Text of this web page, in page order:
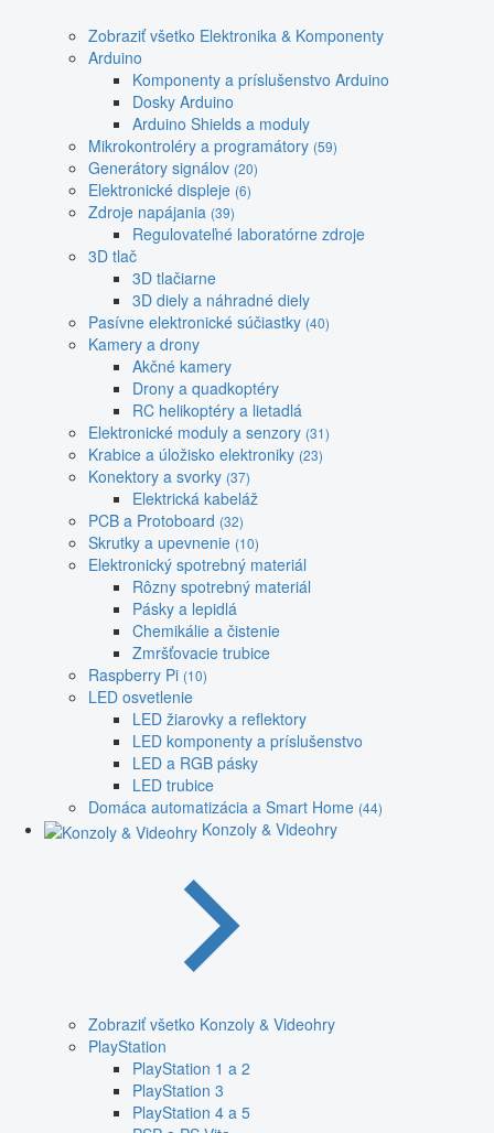
Zobraziť všetko Elektronika & Komponenty
Arduino
Komponenty a príslušenstvo Arduino
Dosky Arduino
Arduino Shields a moduly
Mikrokontroléry a programátory (59)
Generátory signálov (20)
Elektronické displeje (6)
Zdroje napájania (39)
Regulovateľné laboratórne zdroje
3D tlač
3D tlačiarne
3D diely a náhradné diely
Pasívne elektronické súčiastky (40)
Kamery a drony
Akčné kamery
Drony a quadkoptéry
RC helikoptéry a lietadlá
Elektronické moduly a senzory (31)
Krabice a úložisko elektroniky (23)
Konektory a svorky (37)
Elektrická kabeláž
PCB a Protoboard (32)
Skrutky a upevnenie (10)
Elektronický spotrebný materiál
Rôzny spotrebný materiál
Pásky a lepidlá
Chemikálie a čistenie
Zmršťovacie trubice
Raspberry Pi (10)
LED osvetlenie
LED žiarovky a reflektory
LED komponenty a príslušenstvo
LED a RGB pásky
LED trubice
Domáca automatizácia a Smart Home (44)
Konzoly & Videohry
Zobraziť všetko Konzoly & Videohry
PlayStation
PlayStation 1 a 2
PlayStation 3
PlayStation 4 a 5